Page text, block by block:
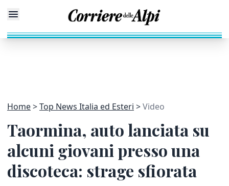
Home Top News Italia ed Esteri Video
Taormina, auto lanciata su
alcuni giovani presso una
discoteca: strage sfiorata